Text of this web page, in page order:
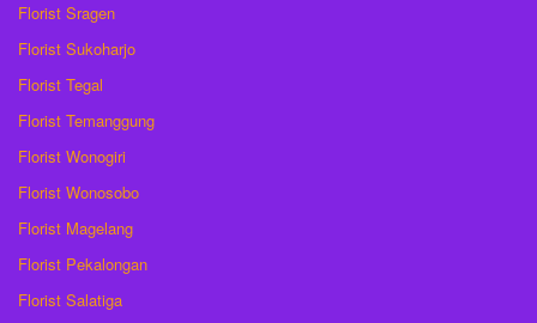
Florist Sragen
Florist Sukoharjo
Florist Tegal
Florist Temanggung
Florist Wonogiri
Florist Wonosobo
Florist Magelang
Florist Pekalongan
Florist Salatiga